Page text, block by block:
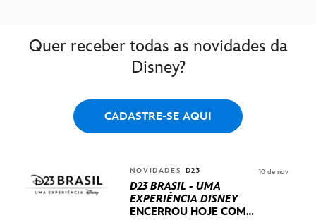
Quer receber todas as novidades da
Disney?
CADASTRE-SE AQUI
NOVIDADES D23
D23 BRASIL - UMA
EXPERIÊNCIA DISNEY
ENCERROU HOJE COM
10 de nov